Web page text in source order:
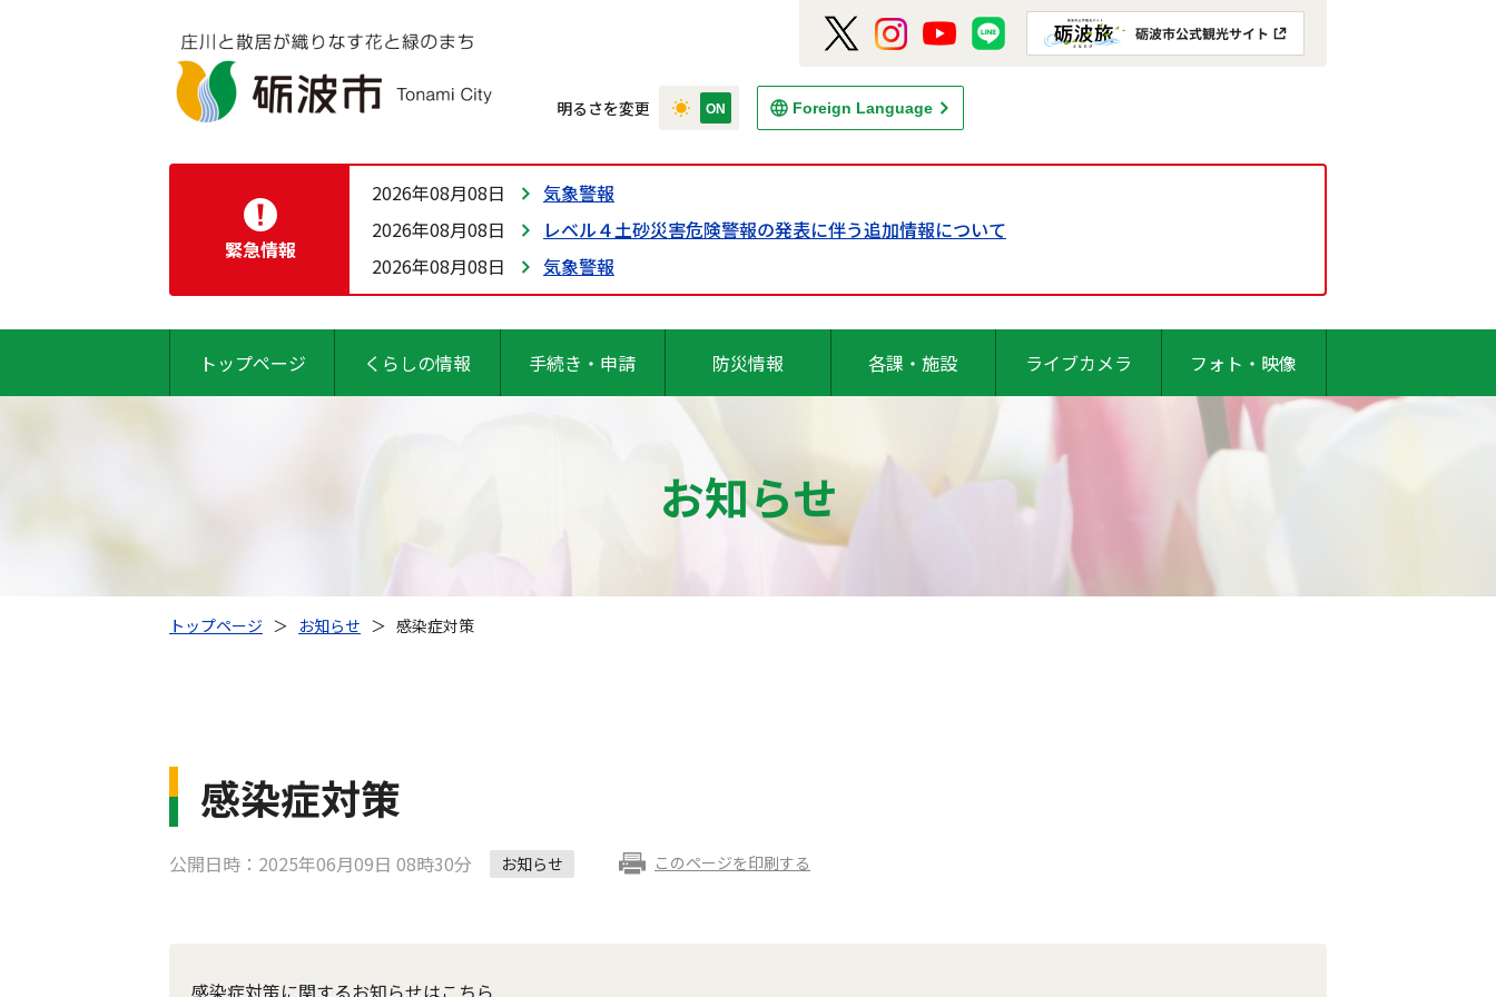
明るさを変更 Foreign Language
緊急情報
2026年08月08日
気象警報
2026年08月08日
レベル４土砂災害危険警報の発表に伴う追加情報について
2026年08月08日
気象警報
トップページ くらしの情報 手続き・申請 防災情報 各課・施設 ライブカメラ フォト・映像
お知らせ
トップページ ＞ お知らせ ＞ 感染症対策
感染症対策
公開日時：2025年06月09日 08時30分 お知らせ このページを印刷する